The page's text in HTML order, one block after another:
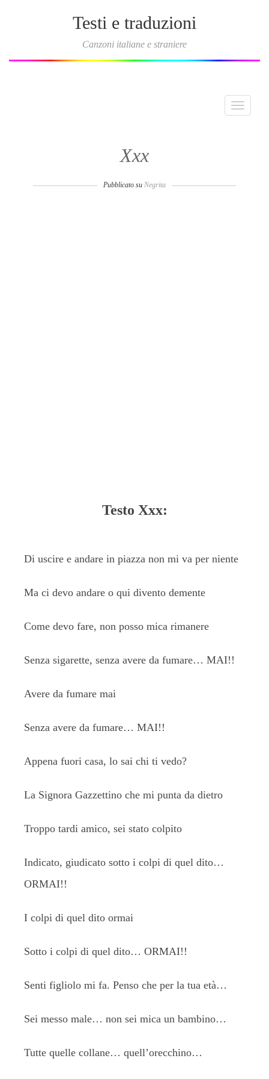
Testi e traduzioni
Canzoni italiane e straniere
Toggle
Xxx
Pubblicato su Negrita
Testo Xxx:
Di uscire e andare in piazza non mi va per niente
Ma ci devo andare o qui divento demente
Come devo fare, non posso mica rimanere
Senza sigarette, senza avere da fumare… MAI!!
Avere da fumare mai
Senza avere da fumare… MAI!!
Appena fuori casa, lo sai chi ti vedo?
La Signora Gazzettino che mi punta da dietro
Troppo tardi amico, sei stato colpito
Indicato, giudicato sotto i colpi di quel dito…
ORMAI!!
I colpi di quel dito ormai
Sotto i colpi di quel dito… ORMAI!!
Senti figliolo mi fa. Penso che per la tua età…
Sei messo male… non sei mica un bambino…
Tutte quelle collane… quell’orecchino…